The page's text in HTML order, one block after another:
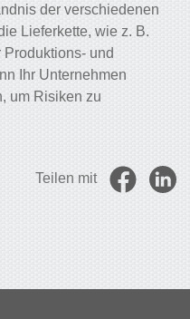
der verschiedenen
Lieferkette, wie z. B.
und
Ihr Unternehmen
um Risiken zu
Teilen mit